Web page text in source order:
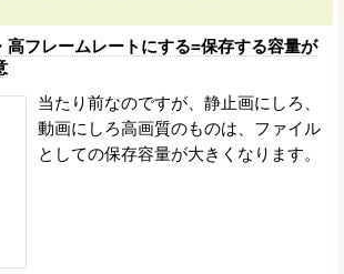
高フレームレートにする=保存する容量が
当たり前なのですが、静止画にしろ、
動画にしろ高画質のものは、ファイル
としての保存容量が大きくなります。